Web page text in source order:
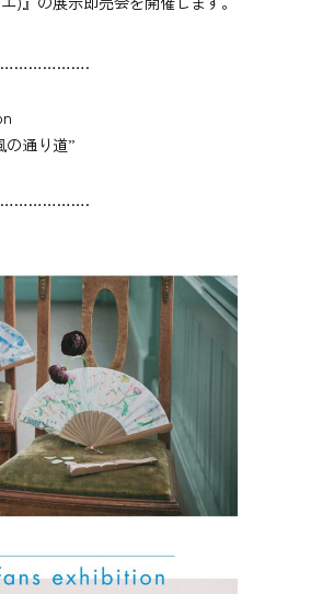
の通り道”